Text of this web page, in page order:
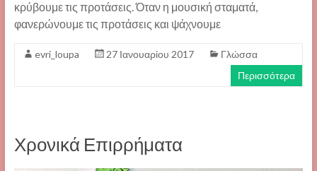
κρύβουμε τις προτάσεις. Όταν η μουσική σταματά,
φανερώνουμε τις προτάσεις και ψάχνουμε
evri_loupa 27 Ιανουαρίου 2017
Γλώσσα
Περισσότερα
Χρονικά Επιρρήματα